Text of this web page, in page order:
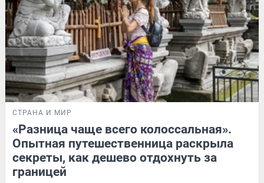
СТРАНА И МИР
«Разница чаще всего колоссальная».
Опытная путешественница раскрыла
секреты, как дешево отдохнуть за
границей